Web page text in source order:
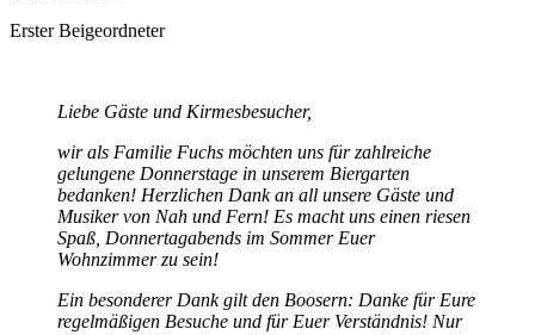
Erster Beigeordneter
Liebe Gäste und Kirmesbesucher,
wir als Familie Fuchs möchten uns für zahlreiche
gelungene Donnerstage in unserem Biergarten
bedanken! Herzlichen Dank an all unsere Gäste und
Musiker von Nah und Fern! Es macht uns einen riesen
Spaß, Donnertagabends im Sommer Euer
Wohnzimmer zu sein!
Ein besonderer Dank gilt den Boosern: Danke für Eure
regelmäßigen Besuche und für Euer Verständnis! Nur